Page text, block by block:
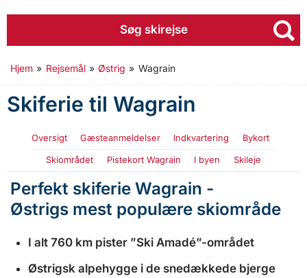
Søg skirejse
Hjem » Rejsemål » Østrig » Wagrain
Skiferie til Wagrain
Oversigt Gæsteanmeldelser Indkvartering
Bykort
Skiområdet
Pistekort Wagrain I byen Skileje
Perfekt skiferie Wagrain -
Østrigs mest populære skiområde
I alt 760 km pister ”Ski Amadé”-området
Østrigsk alpehygge i de snedækkede bjerge